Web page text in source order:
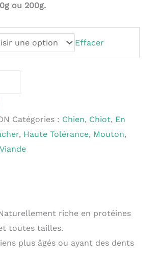
ou 200g.
Effacer
Catégories : Chien, Chiot, En
, Haute Tolérance, Mouton,
riche en protéines
toutes tailles.
plus âgés ou ayant des dents